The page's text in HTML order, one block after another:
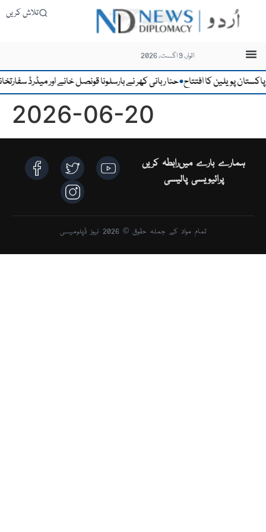
تلاش کریں
اتوار، 9 اگست، 2026
حنا ربانی کھر نے بارسلونا قونصل خانے اور میڈرڈ●پویلین کا افتتاح
2026-06-20
رابطہ کریںہمارے بارے میں
پرائیویسی پالیسی
تمام مواد کے جملہ حقوق © 2026 نیوز ڈپلومیسی